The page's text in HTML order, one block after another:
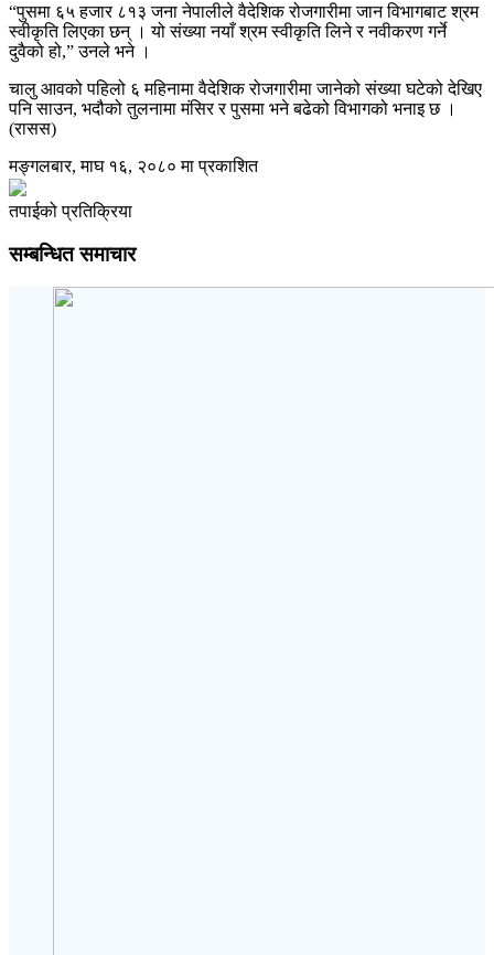
“पुसमा ६५ हजार ८१३ जना नेपालीले वैदेशिक रोजगारीमा जान विभागबाट श्रम
स्वीकृति लिएका छन् । यो संख्या नयाँ श्रम स्वीकृति लिने र नवीकरण गर्ने
दुवैको हो,” उनले भने ।
चालु आवको पहिलो ६ महिनामा वैदेशिक रोजगारीमा जानेको संख्या घटेको देखिए
पनि साउन, भदौको तुलनामा मंसिर र पुसमा भने बढेको विभागको भनाइ छ ।
(रासस)
मङ्गलबार, माघ १६, २०८० मा प्रकाशित
तपाईको प्रतिक्रिया
सम्बन्धित समाचार